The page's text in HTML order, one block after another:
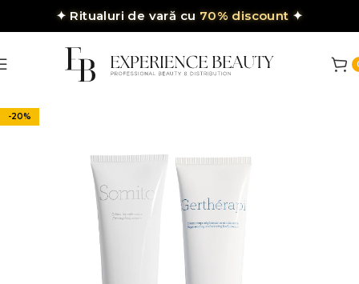
✦ Ritualuri de vară cu 70% discount ✦
-20%